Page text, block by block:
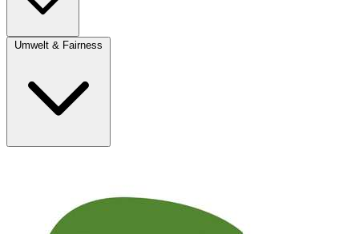
Umwelt & Fairness